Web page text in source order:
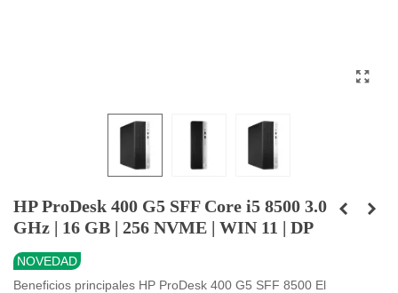
HP ProDesk 400 G5 SFF Core i5 8500 3.0
GHz | 16 GB | 256 NVME | WIN 11 | DP
NOVEDAD
Beneficios principales HP ProDesk 400 G5 SFF 8500 El